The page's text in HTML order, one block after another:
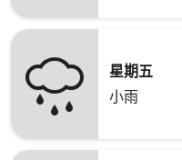
星期五
小雨